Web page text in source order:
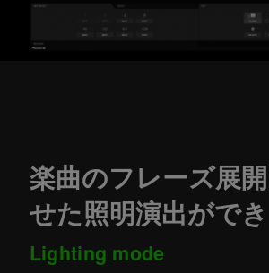
楽曲のフレーズ展
せた照明演出がで
Lighting mode